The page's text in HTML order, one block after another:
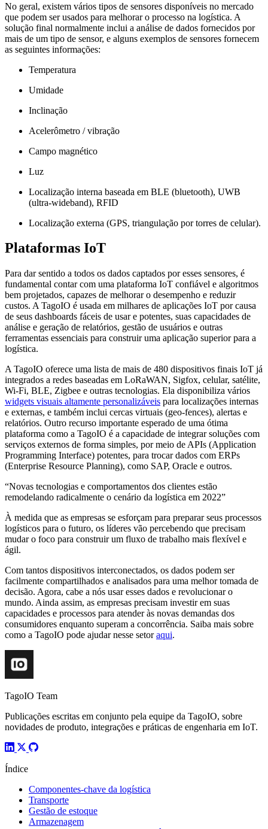
No geral, existem vários tipos de sensores disponíveis no mercado
que podem ser usados para melhorar o processo na logística. A
solução final normalmente inclui a análise de dados fornecidos por
mais de um tipo de sensor, e alguns exemplos de sensores fornecem
as seguintes informações:
Temperatura
Umidade
Inclinação
Acelerômetro / vibração
Campo magnético
Luz
Localização interna baseada em BLE (bluetooth), UWB
(ultra-wideband), RFID
Localização externa (GPS, triangulação por torres de celular).
Plataformas IoT
Para dar sentido a todos os dados captados por esses sensores, é
fundamental contar com uma plataforma IoT confiável e algoritmos
bem projetados, capazes de melhorar o desempenho e reduzir
custos. A TagoIO é usada em milhares de aplicações IoT por causa
de seus dashboards fáceis de usar e potentes, suas capacidades de
análise e geração de relatórios, gestão de usuários e outras
ferramentas essenciais para construir uma aplicação superior para a
logística.
A TagoIO oferece uma lista de mais de 480 dispositivos finais IoT já
integrados a redes baseadas em LoRaWAN, Sigfox, celular, satélite,
Wi-Fi, BLE, Zigbee e outras tecnologias. Ela disponibiliza vários
widgets visuais altamente personalizáveis para localizações internas
e externas, e também inclui cercas virtuais (geo-fences), alertas e
relatórios. Outro recurso importante esperado de uma ótima
plataforma como a TagoIO é a capacidade de integrar soluções com
serviços externos de forma simples, por meio de APIs (Application
Programming Interface) potentes, para trocar dados com ERPs
(Enterprise Resource Planning), como SAP, Oracle e outros.
“Novas tecnologias e comportamentos dos clientes estão
remodelando radicalmente o cenário da logística em 2022”
À medida que as empresas se esforçam para preparar seus processos
logísticos para o futuro, os líderes vão percebendo que precisam
mudar o foco para construir um fluxo de trabalho mais flexível e
ágil.
Com tantos dispositivos interconectados, os dados podem ser
facilmente compartilhados e analisados para uma melhor tomada de
decisão. Agora, cabe a nós usar esses dados e revolucionar o
mundo. Ainda assim, as empresas precisam investir em suas
capacidades e processos para atender às novas demandas dos
consumidores enquanto superam a concorrência. Saiba mais sobre
como a TagoIO pode ajudar nesse setoraqui.
TagoIO Team
Publicações escritas em conjunto pela equipe da TagoIO, sobre
novidades de produto, integrações e práticas de engenharia em IoT.
Índice
Componentes-chave da logística
Transporte
Gestão de estoque
Armazenagem